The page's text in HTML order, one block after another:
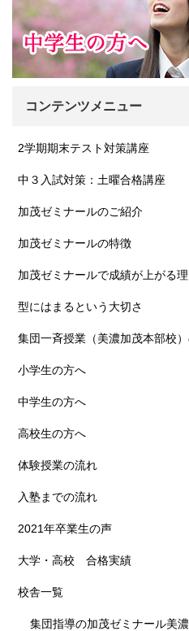
コンテンツメニュー
2学期期末テスト対策講座
中３入試対策：土曜合格講座
加茂ゼミナールのご紹介
加茂ゼミナールの特徴
加茂ゼミナールで成績が上がる
型にはまるという大切さ
集団一斉授業（美濃加茂本部校
小学生の方へ
中学生の方へ
高校生の方へ
体験授業の流れ
入塾までの流れ
2021年卒業生の声
大学・高校 合格実績
校舎一覧
集団指導の加茂ゼミナール美